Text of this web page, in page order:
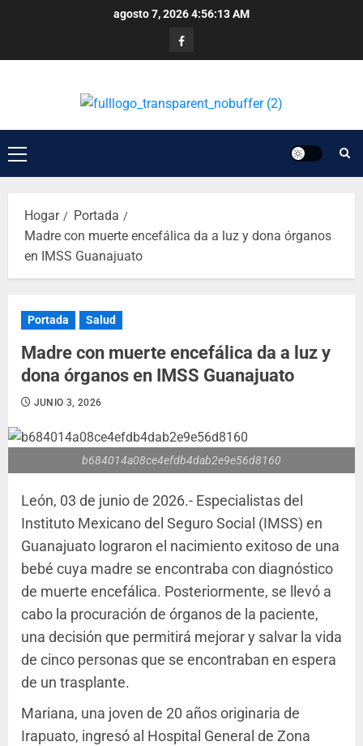
agosto 7, 20264:56:14 AM
Hogar
Portada
Madre con muerte encefálica da a luz y dona órganos
en IMSS Guanajuato
Portada Salud
Madre con muerte encefálica da a luz y
dona órganos en IMSS Guanajuato
JUNIO 3, 2026
b684014a08ce4efdb4dab2e9e56d8160
León, 03 de junio de 2026.- Especialistas del
Instituto Mexicano del Seguro Social (IMSS) en
Guanajuato lograron el nacimiento exitoso de una
bebé cuya madre se encontraba con diagnóstico
de muerte encefálica. Posteriormente, se llevó a
cabo la procuración de órganos de la paciente,
una decisión que permitirá mejorar y salvar la vida
de cinco personas que se encontraban en espera
de un trasplante.
Mariana, una joven de 20 años originaria de
Irapuato, ingresó al Hospital General de Zona